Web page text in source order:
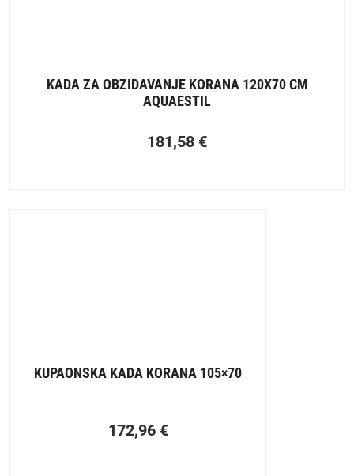
KADA ZA OBZIDAVANJE KORANA 120X70 CM
AQUAESTIL
181,58 €
KUPAONSKA KADA KORANA 105×70
172,96 €